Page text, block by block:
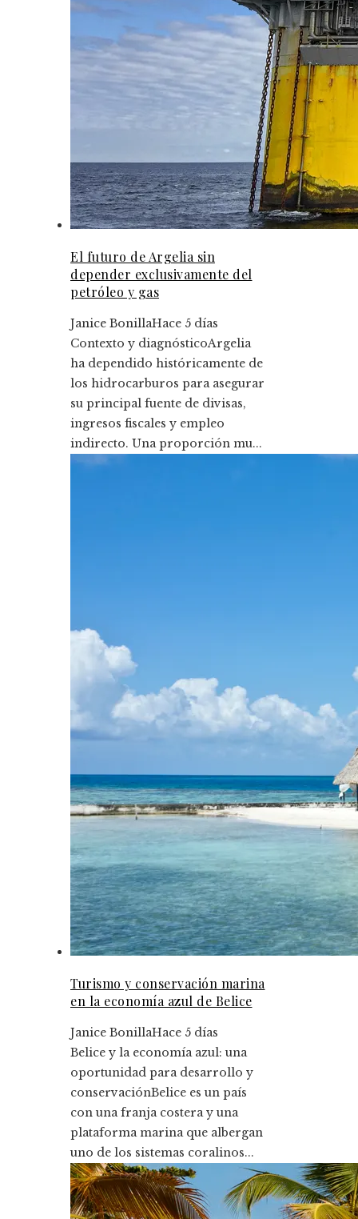
El futuro de Argelia sin
depender exclusivamente del
petróleo y gas
Janice BonillaHace 5 días
Contexto y diagnósticoArgelia
ha dependido históricamente de
los hidrocarburos para asegurar
su principal fuente de divisas,
ingresos fiscales y empleo
indirecto. Una proporción mu...
Turismo y conservación marina
en la economía azul de Belice
Janice BonillaHace 5 días
Belice y la economía azul: una
oportunidad para desarrollo y
conservaciónBelice es un país
con una franja costera y una
plataforma marina que albergan
uno de los sistemas coralinos...